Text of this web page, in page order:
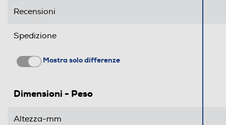
Recensioni
Spedizione
Mostra solo differenze
Dimensioni - Peso
Altezza-mm